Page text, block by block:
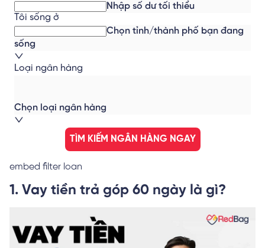
Nhập số dư tối thiểu
Tôi sống ở
Chọn tỉnh/thành phố bạn đang
sống
Loại ngân hàng
Chọn loại ngân hàng
TÌM KIẾM NGÂN HÀNG NGAY
embed filter loan
1. Vay tiền trả góp 60 ngày là gì?